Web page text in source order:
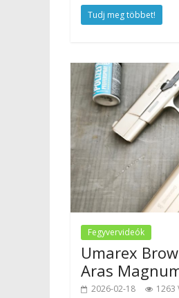
Tudj meg többet!
Fegyvervideók
Umarex
Aras
2026-02-18 1263